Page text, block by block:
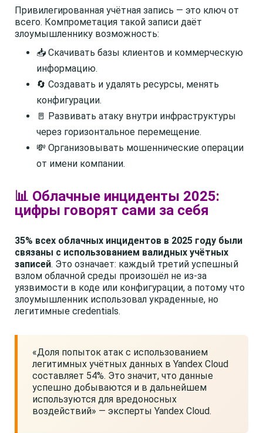
Привилегированная учётная запись — это ключ от
всего. Компрометация такой записи даёт
злоумышленнику возможность:
📥 Скачивать базы клиентов и коммерческую
информацию.
🔄 Создавать и удалять ресурсы, менять
конфигурации.
🚪 Развивать атаку внутри инфраструктуры
через горизонтальное перемещение.
💸 Организовывать мошеннические операции
от имени компании.
📊 Облачные инциденты 2025:
цифры говорят сами за себя
35% всех облачных инцидентов в 2025 году были
связаны с использованием валидных учётных
записей. Это означает: каждый третий успешный
взлом облачной среды произошёл не из-за
уязвимости в коде или конфигурации, а потому что
злоумышленник использовал украденные, но
легитимные credentials.
«Доля попыток атак с использованием
легитимных учётных данных в Yandex Cloud
составляет 54%. Это значит, что данные
успешно добываются и в дальнейшем
используются для вредоносных
воздействий» — эксперты Yandex Cloud.